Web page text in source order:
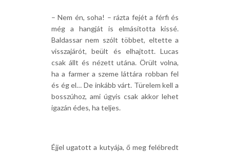
– Nem én, soha! – rázta fejét a férfi és
még a hangját is elmásította kissé.
Baldassar nem szólt többet, eltette a
visszajárót, beült és elhajtott. Lucas
csak állt és nézett utána. Örült volna,
ha a farmer a szeme láttára robban fel
és ég el… De inkább várt. Türelem kell a
bosszúhoz, ami úgyis csak akkor lehet
igazán édes, ha teljes.
Éjjel ugatott a kutyája, ő meg felébredt